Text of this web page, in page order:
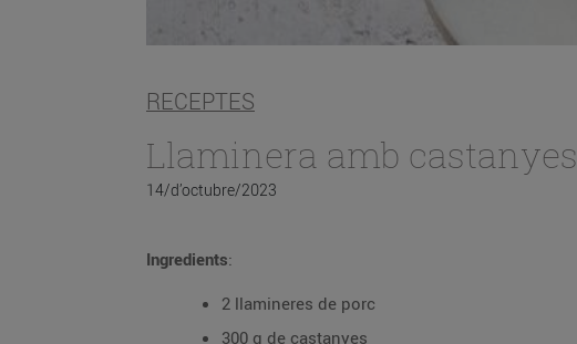
RECEPTES
Llaminera amb castanyes
14/d’octubre/2023
Ingredients:
2 llamineres de porc
300 g de castanyes